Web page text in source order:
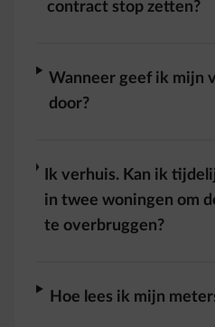
contract stop zetten?
Wanneer geef ik mijn
door?
Ik verhuis. Kan ik
in twee woningen om
te overbruggen?
Hoe lees ik mijn